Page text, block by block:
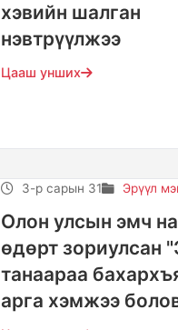
хэвийн шалган
нэвтрүүлжээ
Цааш унших
3-р сарын 31 Эрүүл
Олон улсын эмч
өдөрт зориулсан
танаараа
арга хэмжээ